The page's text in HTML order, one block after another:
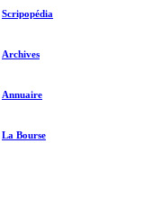
Scripopédia
Archives
Annuaire
La Bourse